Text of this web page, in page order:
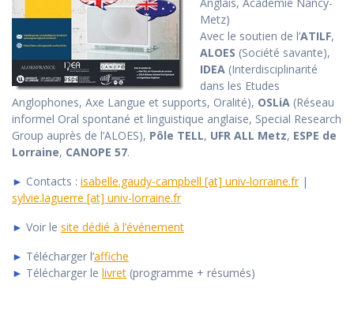
Anglais, Académie Nancy-
Metz)
Avec le soutien de l’ATILF,
ALOES (Société savante),
IDEA (Interdisciplinarité
dans les Etudes
Anglophones, Axe Langue et supports, Oralité), OSLiA (Réseau
informel Oral spontané et linguistique anglaise, Special Research
Group auprès de l’ALOES), Pôle TELL, UFR ALL Metz, ESPE de
Lorraine, CANOPE 57.
► Contacts : isabelle.gaudy-campbell [at] univ-lorraine.fr|
sylvie.laguerre [at] univ-lorraine.fr
► Voir le site dédié à l’événement
► Télécharger l’affiche
► Télécharger le livret (programme + résumés)